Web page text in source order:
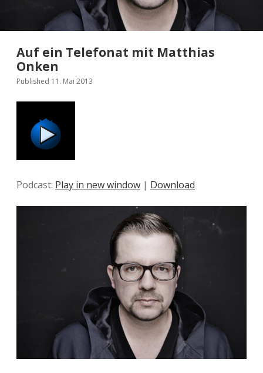
r
ä
c
h
m
i
t
.
.
Auf ein Telefonat mit Matthias
Onken
Published 11. Mai 2013
Podcast: Play in new window | Download